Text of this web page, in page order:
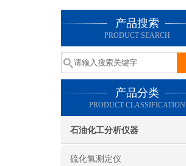
产品搜索
PRODUCT SEARCH
产品分类
PRODUCT CLASSIFICATION
石油化工分析仪器
硫化氢测定仪